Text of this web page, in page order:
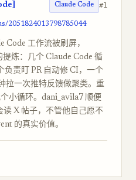
Claude Code #1
2051824013798785044
Code 工作流被刷屏，
炼：几个 Claude Code 循
负责盯 PR 自动修 CI，一个
拉一次推特反馈做聚类。重
小循环。dani_avila7 顺便
读 X 帖子，不管他自己愿不
的真实价值。